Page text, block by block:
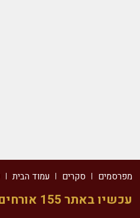
מפרסמים סקרים עמוד הבית
עכשיו באתר 155 אורחים